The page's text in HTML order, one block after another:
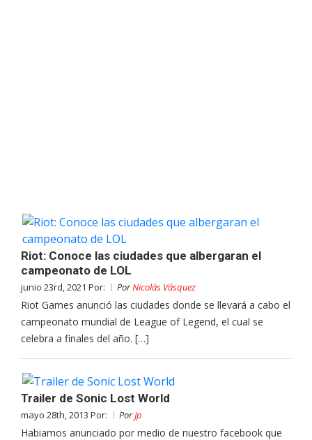
Riot: Conoce las ciudades que albergaran el
campeonato de LOL
junio 23rd, 2021 Por: PorNicolás Vásquez
Riot Games anunció las ciudades donde se llevará a cabo el
campeonato mundial de League of Legend, el cual se
celebra a finales del año. […]
Trailer de Sonic Lost World
mayo 28th, 2013 Por: PorJp
Habiamos anunciado por medio de nuestro facebook que